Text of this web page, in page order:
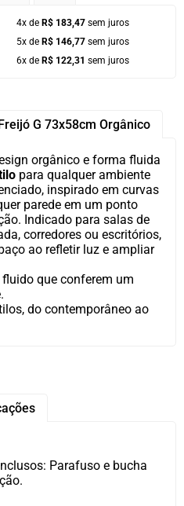
4x de R$ 183,47 sem juros
5x de R$ 146,77 sem juros
6x de R$ 122,31 sem juros
G 73x58cm Orgânico
orgânico e forma fluida
para qualquer ambiente
inspirado em curvas
parede em um ponto
Indicado para salas de
corredores ou escritórios,
ao refletir luz e ampliar
que conferem um
do contemporâneo ao
Parafuso e bucha